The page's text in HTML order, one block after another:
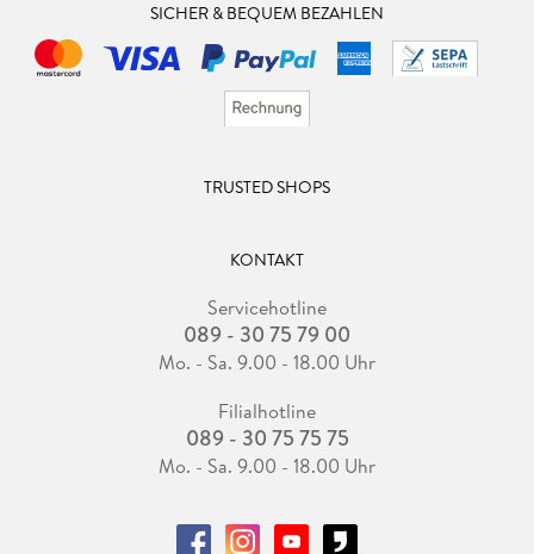
SICHER & BEQUEM BEZAHLEN
TRUSTED SHOPS
KONTAKT
Servicehotline
089 - 30 75 79 00
Mo. - Sa. 9.00 - 18.00 Uhr
Filialhotline
089 - 30 75 75 75
Mo. - Sa. 9.00 - 18.00 Uhr